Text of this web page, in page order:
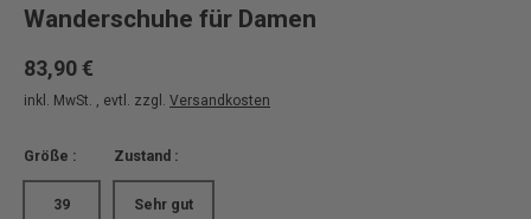
Wanderschuhe für Damen
83,90 €
inkl. MwSt. , evtl. zzgl. Versandkosten
Größe :
39
Zustand :
Sehr gut